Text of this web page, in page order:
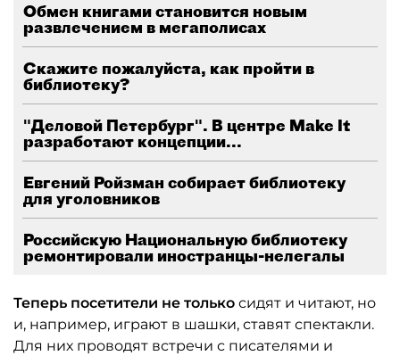
Обмен книгами становится новым
развлечением в мегаполисах
Скажите пожалуйста, как пройти в
библиотеку?
"Деловой Петербург". В центре Make It
разработают концепции...
Евгений Ройзман собирает библиотеку
для уголовников
Российскую Национальную библиотеку
ремонтировали иностранцы-нелегалы
Теперь посетители не только сидят и читают, но
и, например, играют в шашки, ставят спектакли.
Для них проводят встречи с писателями и